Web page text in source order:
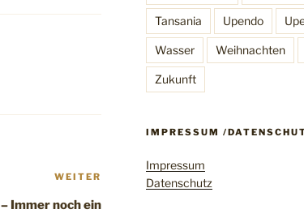
Nächster
Beitrag
WEITER
Immer noch ein
Tansania Upendo
Wasser Weihnachten
Zukunft
IMPRESSUM /
Impressum
Datenschutz